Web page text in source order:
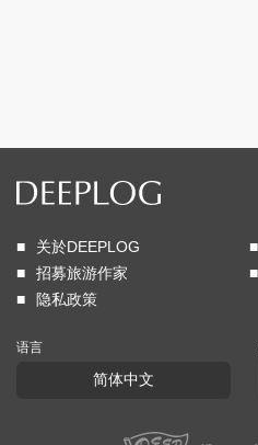
关於DEEPLOG
招募旅游作家
隐私政策
语言
简体中文